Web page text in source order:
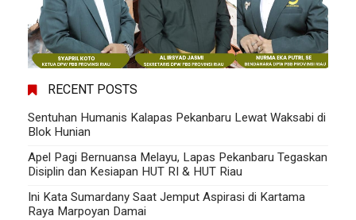
RECENT POSTS
Sentuhan Humanis Kalapas Pekanbaru Lewat Waksabi di
Blok Hunian
Apel Pagi Bernuansa Melayu, Lapas Pekanbaru Tegaskan
Disiplin dan Kesiapan HUT RI & HUT Riau
Ini Kata Sumardany Saat Jemput Aspirasi di Kartama
Raya Marpoyan Damai